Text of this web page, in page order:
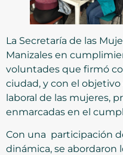
La Secretaría de las
Manizales en
voluntades que firmó
ciudad, y con el
laboral de las mujeres,
enmarcadas en el
Con una participación
dinámica, se abordaron